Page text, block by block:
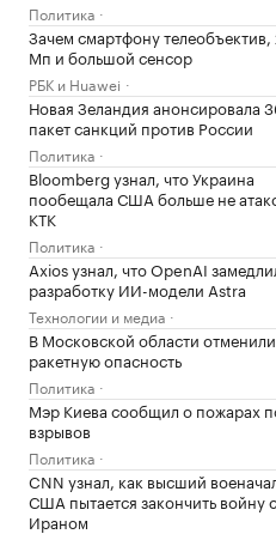
Политика
Зачем смартфону
Мп и большой сенсор
РБК и Huawei
Новая Зеландия анонсировала
пакет санкций против России
Политика
Bloomberg узнал, что Украина
пообещала США больше не
КТК
Политика
Axios узнал, что OpenAI
разработку ИИ-модели Astra
Технологии и медиа
В Московской области отменили
ракетную опасность
Политика
Мэр Киева сообщил о пожарах
взрывов
Политика
CNN узнал, как высший
США пытается закончить войну с
Ираном